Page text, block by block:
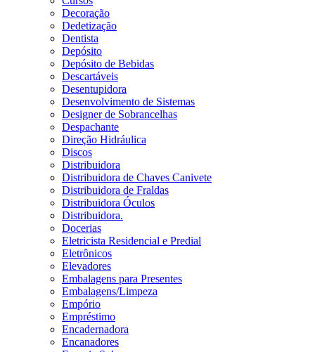
Decoração
Dedetização
Dentista
Depósito
Depósito de Bebidas
Descartáveis
Desentupidora
Desenvolvimento de Sistemas
Designer de Sobrancelhas
Despachante
Direção Hidráulica
Discos
Distribuidora
Distribuidora de Chaves Canivete
Distribuidora de Fraldas
Distribuidora Óculos
Distribuidora.
Docerias
Eletricista Residencial e Predial
Eletrônicos
Elevadores
Embalagens para Presentes
Embalagens/Limpeza
Empório
Empréstimo
Encadernadora
Encanadores